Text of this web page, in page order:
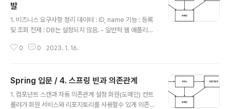
청받은 페이지를 스프링 컨테이너의 Controller에 매핑된
name이 있으면 해당 name의 model을 통해 처리한 후
return 타입이 문자열(viewName)이면 viewResolve
발
1. 비즈니스 요구사항 정리 데이터 : ID, name 기능 : 등록
및 조회 전제 : DB는 설정되지 않음. - 일반적 웹 애플리케
스 : 핵심 비즈니스 로직 구현 3. 리포지토리 : DB에 접근,
관리됨. - 클래스 의존관계 - DB가 선정되지 않은 상황이
라 우선 인터페이스로 구현 클래스를 변경할수 있도록 설
계 - 데이터 저장소(DB)는 RDB, NoSQL 등등 다양한 저
0 0 2023. 1. 16.
Spring 입문 / 4. 스프링 빈과 의존관계
1. 컴포넌트 스캔과 자동 의존관계 설정 회원(도메인) 컨트
롤러가 회원 서비스와 리포지토리를 사용할수 있게 의존관